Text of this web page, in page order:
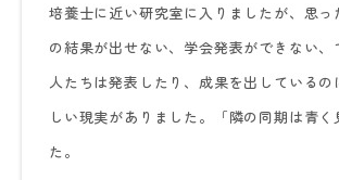
培養士に近い研究室に入りましたが、思っ
の結果が出せない、学会発表ができない、
人たちは発表したり、成果を出しているの
しい現実がありました。「隣の同期は青く
た。